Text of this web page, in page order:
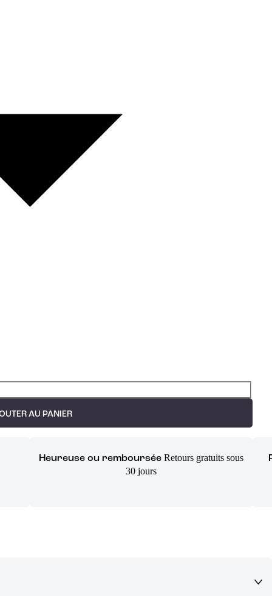
AU PANIER
Heureuse ou remboursée Retours gratuits sous
30 jours